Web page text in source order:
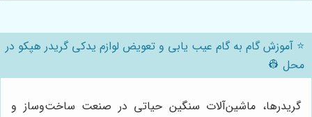
⭐️ آموزش گام به گام عیب یابی و تعویض لوازم یدکی گریدر هپکو در
محل 👷
گریدرها، ماشین‌آلات سنگین حیاتی در صنعت ساخت‌وساز و